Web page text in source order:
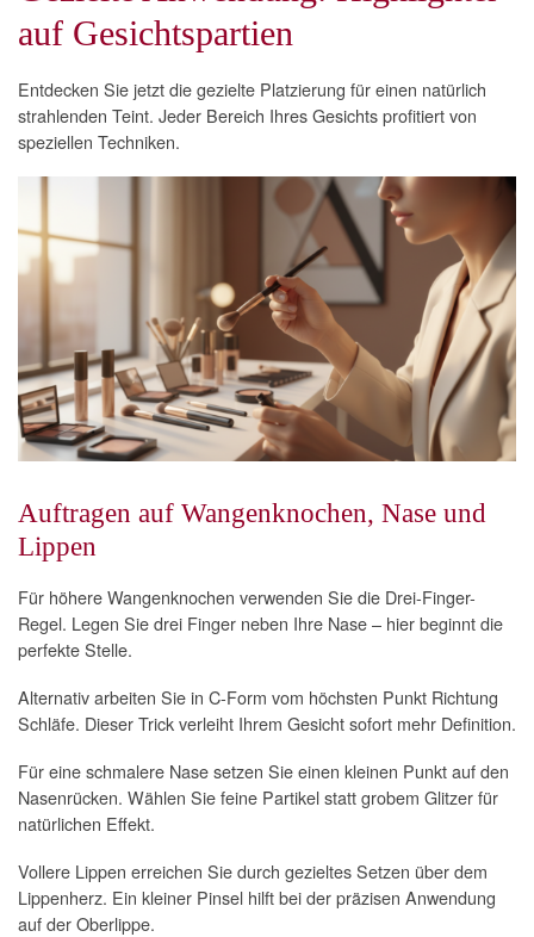
auf Gesichtspartien
Entdecken Sie jetzt die gezielte Platzierung für einen natürlich
strahlenden Teint. Jeder Bereich Ihres Gesichts profitiert von
speziellen Techniken.
Auftragen auf Wangenknochen, Nase und
Lippen
Für höhere Wangenknochen verwenden Sie die Drei-Finger-
Regel. Legen Sie drei Finger neben Ihre Nase – hier beginnt die
perfekte Stelle.
Alternativ arbeiten Sie in C-Form vom höchsten Punkt Richtung
Schläfe. Dieser Trick verleiht Ihrem Gesicht sofort mehr Definition.
Für eine schmalere Nase setzen Sie einen kleinen Punkt auf den
Nasenrücken. Wählen Sie feine Partikel statt grobem Glitzer für
natürlichen Effekt.
Vollere Lippen erreichen Sie durch gezieltes Setzen über dem
Lippenherz. Ein kleiner Pinsel hilft bei der präzisen Anwendung
auf der Oberlippe.